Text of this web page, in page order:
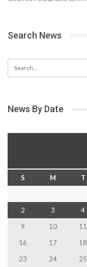
Search News
News By Date
S M T
2
3 4
9
10 11
16
17 18
23
24 25